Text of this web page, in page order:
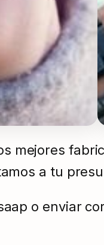
mejores
a tu
o enviar